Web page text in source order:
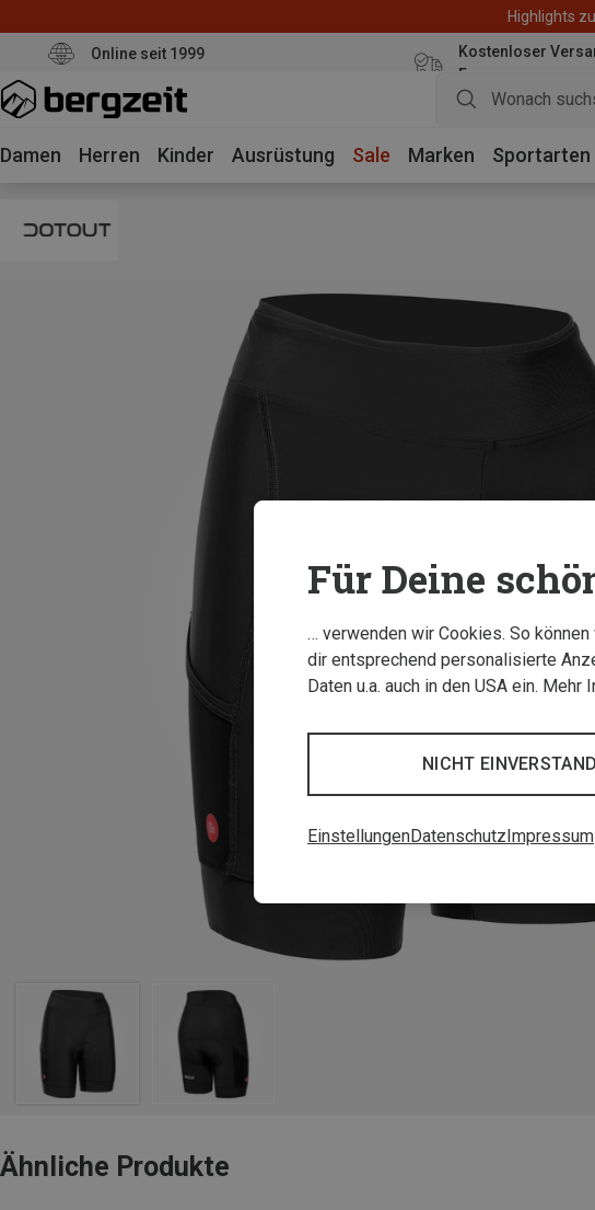
Highlights
Online seit 1999
Kostenloser
Euro
Damen Herren Kinder Ausrüstung Sale Marken Sportarten
Ähnliche Produkte
Für Deine
… verwenden wir Cookies. So
dir entsprechend personalisierte
Daten u.a. auch in den USA ein.
NICHT
EinstellungenDatenschutz Impressum